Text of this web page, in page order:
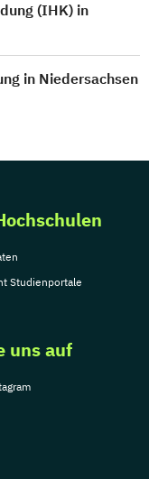
(IHK) in
in Niedersachsen
Studienportale
uns auf